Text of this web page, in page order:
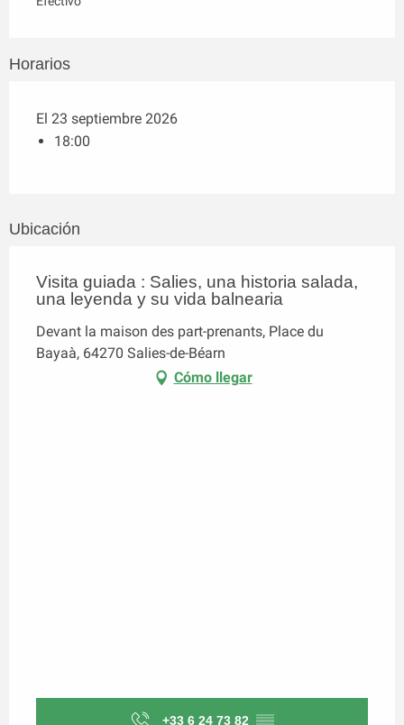
Horarios
El 23 septiembre 2026
18:00
Ubicación
Visita guiada : Salies, una historia salada,
una leyenda y su vida balnearia
Devant la maison des part-prenants, Place du
Bayaà, 64270 Salies-de-Béarn
Cómo llegar
+33 6 24 73 82 ▒▒